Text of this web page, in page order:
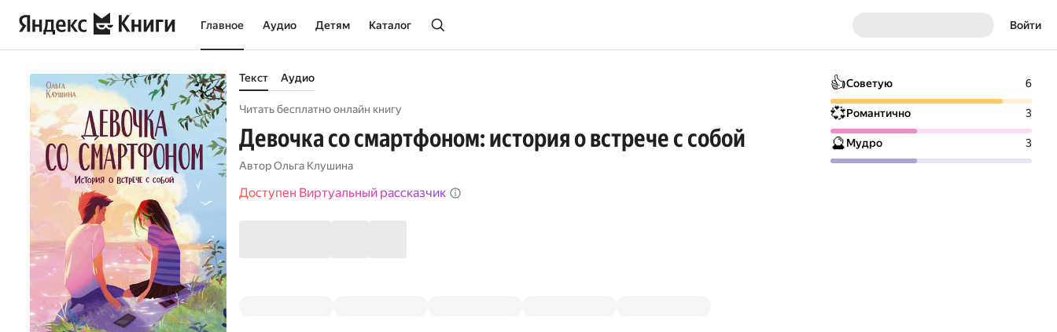
Главное Аудио Детям Каталог Войти
Текст Аудио
Читать бесплатно онлайн книгу
Девочка со смартфоном: история о встрече с собой
АвторОльга Клушина
Доступен Виртуальный рассказчик
👍Советую 6
💞Романтично 3
🔮Мудро 3